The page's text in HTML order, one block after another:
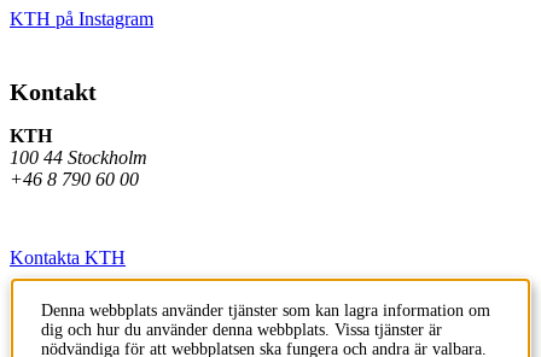
KTH på Instagram
Kontakt
KTH
100 44 Stockholm
+46 8 790 60 00
Kontakta KTH
Jobba på KTH
Press och media
Denna webbplats använder tjänster som kan lagra information om
dig och hur du använder denna webbplats. Vissa tjänster är
nödvändiga för att webbplatsen ska fungera och andra är valbara.